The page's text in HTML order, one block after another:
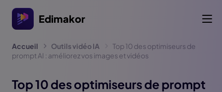
Edimakor
Accueil Outils vidéo IA
Top 10 des optimiseurs de
prompt AI : améliorez vos images et vidéos
Top 10 des optimiseurs de prompt